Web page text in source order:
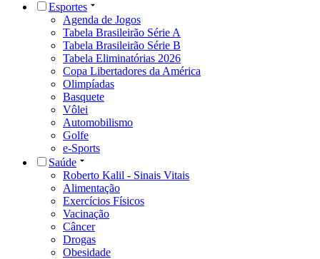
Esportes
Agenda de Jogos
Tabela Brasileirão Série A
Tabela Brasileirão Série B
Tabela Eliminatórias 2026
Copa Libertadores da América
Olimpíadas
Basquete
Vôlei
Automobilismo
Golfe
e-Sports
Saúde
Roberto Kalil - Sinais Vitais
Alimentação
Exercícios Físicos
Vacinação
Câncer
Drogas
Obesidade